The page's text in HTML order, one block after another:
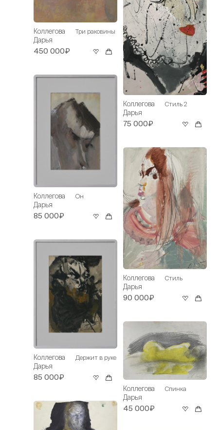
Коллегова
Дарья
Три раковины
450 000₽
Коллегова
Дарья
Он
85 000₽
Коллегова
Дарья
Держит в руке
85 000₽
Коллегова
Дарья
Стиль 2
75 000₽
Коллегова
Дарья
Стиль
90 000₽
Коллегова
Дарья
Спинка
45 000₽